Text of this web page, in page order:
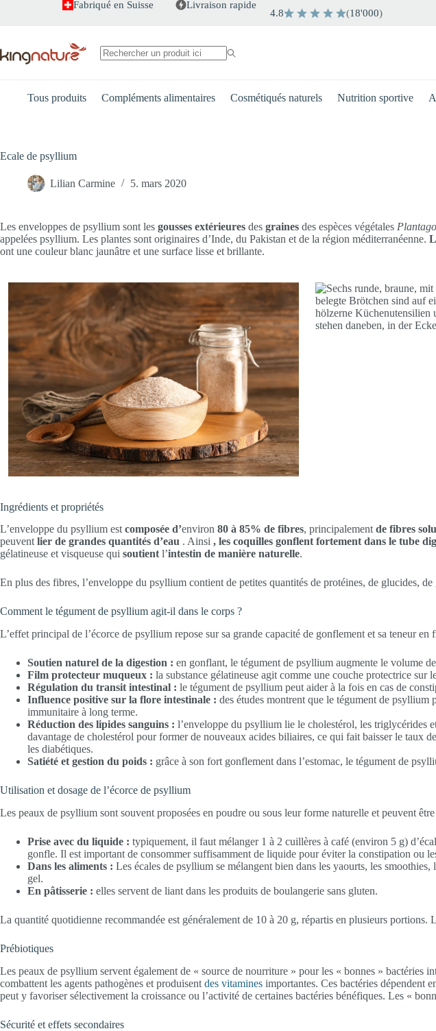
Fabriqué en Suisse Livraison rapide
4.8 (18'000)
Tous produits Compléments alimentaires Cosmétiqués naturels Nutrition sportive
Ecale de psyllium
Lilian Carmine 5. mars 2020
Les enveloppes de psyllium sont les gousses extérieures des graines des espèces végétales
appelées psyllium. Les plantes sont originaires d’Inde, du Pakistan et de la région méditerranéenne.
ont une couleur blanc jaunâtre et une surface lisse et brillante.
Ingrédients et propriétés
L’enveloppe du psyllium estcomposée d’environ 80 à 85% de fibres, principalementde fibres
peuventlier de grandes quantités d’eau . Ainsi , les coquilles gonflent fortement dans le tube
gélatineuse et visqueuse qui soutientl’intestin de manière naturelle.
En plus des fibres, l’enveloppe du psyllium contient de petites quantités de protéines, de glucides,
Comment le tégument de psyllium agit-il dans le corps ?
L’effet principal de l’écorce de psyllium repose sur sa grande capacité de gonflement et sa teneur en
Soutien naturel de la digestion : en gonflant, le tégument de psyllium augmente le volume
Film protecteur muqueux : la substance gélatineuse agit comme une couche protectrice sur
Régulation du transit intestinal : le tégument de psyllium peut aider à la fois en cas de
Influence positive sur la flore intestinale : des études montrent que le tégument de
immunitaire à long terme.
Réduction des lipides sanguins : l’enveloppe du psyllium lie le cholestérol, les triglycérides
davantage de cholestérol pour former de nouveaux acides biliaires, ce qui fait baisser le taux
les diabétiques.
Satiété et gestion du poids : grâce à son fort gonflement dans l’estomac, le tégument de
Utilisation et dosage de l’écorce de psyllium
Les peaux de psyllium sont souvent proposées en poudre ou sous leur forme naturelle et peuvent
Prise avec du liquide : typiquement, il faut mélanger 1 à 2 cuillères à café (environ 5 g)
gonfle. Il est important de consommer suffisamment de liquide pour éviter la constipation ou
Dans les aliments : Les écales de psyllium se mélangent bien dans les yaourts, les
gel.
En pâtisserie : elles servent de liant dans les produits de boulangerie sans gluten.
La quantité quotidienne recommandée est généralement de 10 à 20 g, répartis en plusieurs portions.
Prébiotiques
Les peaux de psyllium servent également de « source de nourriture » pour les « bonnes » bactéries
combattent les agents pathogènes et produisent des vitamines importantes. Ces bactéries dépendent
peut y favoriser sélectivement la croissance ou l’activité de certaines bactéries bénéfiques. Les «
Sécurité et effets secondaires